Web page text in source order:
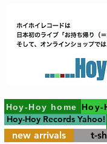
Hoy-Hoy home
Hoy-Hoy Records Yahoo!
new arrivals
t-